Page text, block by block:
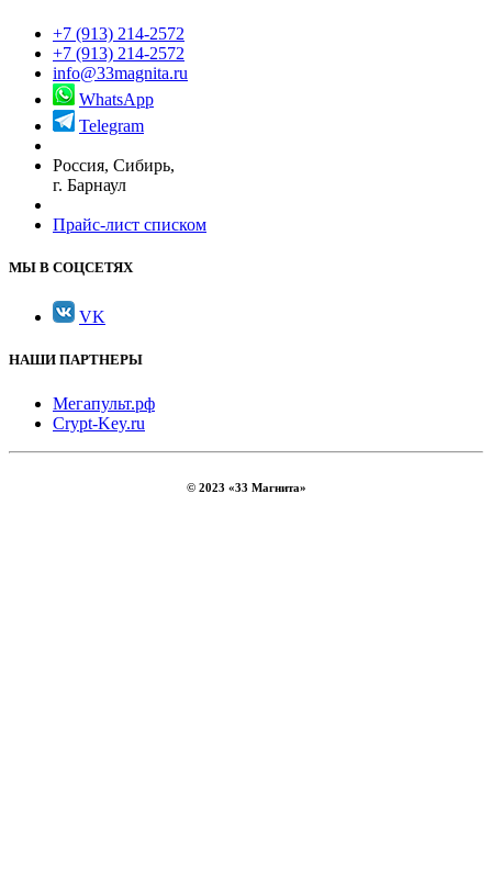
+7 (913) 214-2572
+7 (913) 214-2572
info@33magnita.ru
WhatsApp
Telegram
Россия, Сибирь,
г. Барнаул
Прайс-лист списком
МЫ В СОЦСЕТЯХ
VK
НАШИ ПАРТНЕРЫ
Мегапульт.рф
Crypt-Key.ru
© 2023 «33 Магнита»